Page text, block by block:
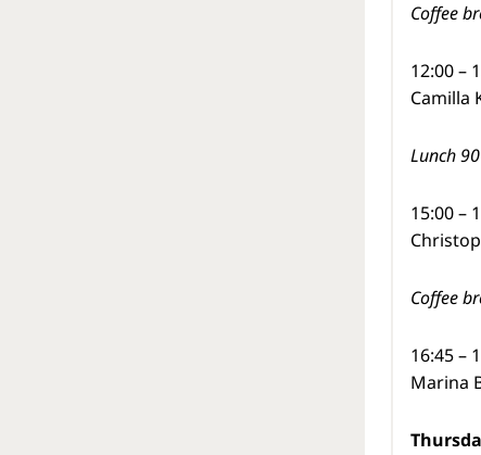
Coffee
12:00 –
Camilla
Lunch
15:00 –
Coffee
16:45 –
Marina